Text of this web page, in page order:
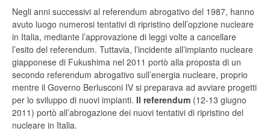
Negli anni successivi al referendum abrogativo del 1987, hanno
avuto luogo numerosi tentativi di ripristino dell’opzione nucleare
in Italia, mediante l’approvazione di leggi volte a cancellare
l’esito del referendum. Tuttavia, l’incidente all’impianto nucleare
giapponese di Fukushima nel 2011 portò alla proposta di un
secondo referendum abrogativo sull’energia nucleare, proprio
mentre il Governo Berlusconi IV si preparava ad avviare progetti
per lo sviluppo di nuovi impianti. Il referendum (12-13 giugno
2011) portò all’abrogazione dei nuovi tentativi di ripristino del
nucleare in Italia.